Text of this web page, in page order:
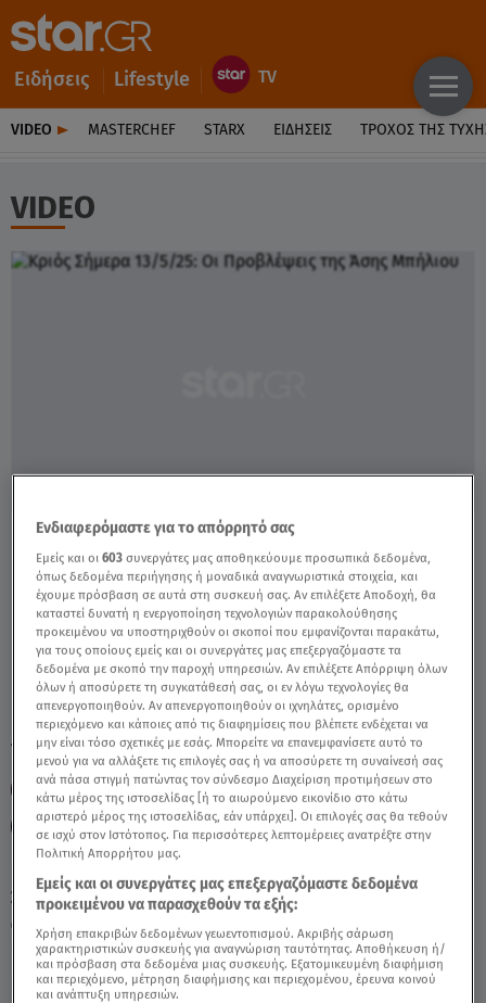
Ειδήσεις Lifestyle
VIDEO MASTERCHEF STARX ΕΙΔΉΣΕΙΣ ΤΡΟΧΌΣ ΤΗΣ
VIDEO
Σάββατο 8 Αυγούστου 2026
13.05.25, 11:57 ΖΩΔΙΑ
Κριός Σήμερα 13/5/25: Οι Προβλέψεις της
Άσης Μπήλιου - Video
TAGS: ΖΩΔΙΑ ΑΣΗ ΜΠΗΛΙΟΥ ΖΩΔΙΑ ΑΣΗ ΜΠΗΛΙΟΥ
ΖΩΔΙΑ ΣΗΜΕΡΑ ΚΡΙΟΣ
ΑΣΤΡΟΛΟΓΙΚΕΣ ΠΡΟΒΛΕΨΕΙΣ
ΗΜΕΡΗΣΙΕΣ ΠΡΟΒΛΕΨΕΙΣ
BREAKFAST@STAR
Ενδιαφερόμαστε για το απόρρητό σας
Εμείς και οι603 συνεργάτες μας αποθηκεύουμε προσωπικά δεδομένα,
όπως δεδομένα περιήγησης ή μοναδικά αναγνωριστικά στοιχεία, και
έχουμε πρόσβαση σε αυτά στη συσκευή σας. Αν επιλέξετε Αποδοχή, θα
καταστεί δυνατή η ενεργοποίηση τεχνολογιών παρακολούθησης
προκειμένου να υποστηριχθούν οι σκοποί που εμφανίζονται παρακάτω,
για τους οποίους εμείς και οι συνεργάτες μας επεξεργαζόμαστε τα
δεδομένα με σκοπό την παροχή υπηρεσιών. Αν επιλέξετε Απόρριψη όλων
όλων ή αποσύρετε τη συγκατάθεσή σας, οι εν λόγω τεχνολογίες θα
απενεργοποιηθούν. Αν απενεργοποιηθούν οι ιχνηλάτες, ορισμένο
περιεχόμενο και κάποιες από τις διαφημίσεις που βλέπετε ενδέχεται να
μην είναι τόσο σχετικές με εσάς. Μπορείτε να επανεμφανίσετε αυτό το
μενού για να αλλάξετε τις επιλογές σας ή να αποσύρετε τη συναίνεσή σας
ανά πάσα στιγμή πατώντας τον σύνδεσμο Διαχείριση προτιμήσεων στο
κάτω μέρος της ιστοσελίδας [ή το αιωρούμενο εικονίδιο στο κάτω
αριστερό μέρος της ιστοσελίδας, εάν υπάρχει]. Οι επιλογές σας θα τεθούν
σε ισχύ στον Ιστότοπος. Για περισσότερες λεπτομέρειες ανατρέξτε στην
Πολιτική Απορρήτου μας.
Εμείς και οι συνεργάτες μας επεξεργαζόμαστε δεδομένα
προκειμένου να παρασχεθούν τα εξής:
Χρήση επακριβών δεδομένων γεωεντοπισμού. Ακριβής σάρωση
χαρακτηριστικών συσκευής για αναγνώριση ταυτότητας. Αποθήκευση ή/
και πρόσβαση στα δεδομένα μιας συσκευής. Εξατομικευμένη διαφήμιση
και περιεχόμενο, μέτρηση διαφήμισης και περιεχομένου, έρευνα κοινού
και ανάπτυξη υπηρεσιών.